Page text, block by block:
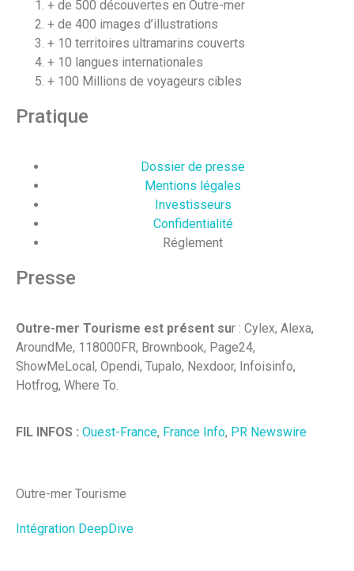
+ de 500 découvertes en Outre-mer
+ de 400 images d’illustrations
+ 10 territoires ultramarins couverts
+ 10 langues internationales
+ 100 Millions de voyageurs cibles
Pratique
Dossier de presse
Mentions légales
Investisseurs
Confidentialité
Réglement
Presse
Outre-mer Tourisme est présent sur : Cylex, Alexa,
AroundMe, 118000FR, Brownbook, Page24,
ShowMeLocal, Opendi, Tupalo, Nexdoor, Infoisinfo,
Hotfrog, Where To.
FIL INFOS : Ouest-France, France Info, PR Newswire
Outre-mer Tourisme
Intégration DeepDive